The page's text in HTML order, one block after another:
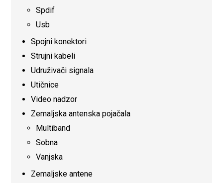
Spdif
Usb
Spojni konektori
Strujni kabeli
Udruživači signala
Utičnice
Video nadzor
Zemaljska antenska pojačala
Multiband
Sobna
Vanjska
Zemaljske antene